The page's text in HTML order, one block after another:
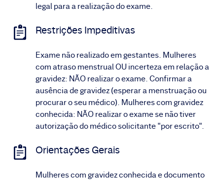
legal para a realização do exame.
Restrições Impeditivas
Exame não realizado em gestantes. Mulheres
com atraso menstrual OU incerteza em relação a
gravidez: NÃO realizar o exame. Confirmar a
ausência de gravidez (esperar a menstruação ou
procurar o seu médico). Mulheres com gravidez
conhecida: NÃO realizar o exame se não tiver
autorização do médico solicitante "por escrito".
Orientações Gerais
Mulheres com gravidez conhecida e documento